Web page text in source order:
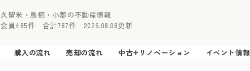
久留米・鳥栖・小郡の不動産情報
会員485件 合計787件 2026.08.08更新
購入の流れ 売却の流れ 中古+リノベーション イベント情報